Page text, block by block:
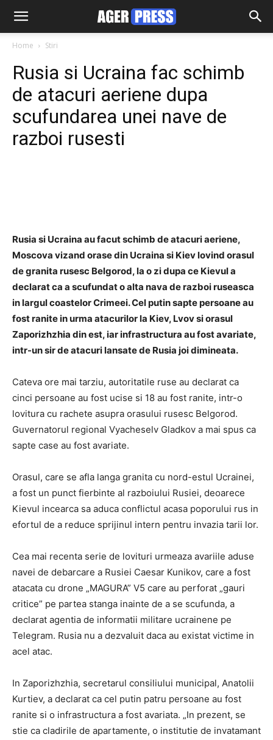
Home Stiri
Rusia si Ucraina fac schimb
de atacuri aeriene dupa
scufundarea unei nave de
razboi rusesti
Rusia si Ucraina au facut schimb de atacuri aeriene,
Moscova vizand orase din Ucraina si Kiev lovind orasul
de granita rusesc Belgorod, la o zi dupa ce Kievul a
declarat ca a scufundat o alta nava de razboi ruseasca
in largul coastelor Crimeei. Cel putin sapte persoane au
fost ranite in urma atacurilor la Kiev, Lvov si orasul
Zaporizhzhia din est, iar infrastructura au fost avariate,
intr-un sir de atacuri lansate de Rusia joi dimineata.
Cateva ore mai tarziu, autoritatile ruse au declarat ca
cinci persoane au fost ucise si 18 au fost ranite, intr-o
lovitura cu rachete asupra orasului rusesc Belgorod.
Guvernatorul regional Vyacheselv Gladkov a mai spus ca
sapte case au fost avariate.
Orasul, care se afla langa granita cu nord-estul Ucrainei,
a fost un punct fierbinte al razboiului Rusiei, deoarece
Kievul incearca sa aduca conflictul acasa poporului rus in
efortul de a reduce sprijinul intern pentru invazia tarii lor.
Cea mai recenta serie de lovituri urmeaza avariile aduse
navei de debarcare a Rusiei Caesar Kunikov, care a fost
atacata cu drone „MAGURA” V5 care au perforat „gauri
critice” pe partea stanga inainte de a se scufunda, a
declarat agentia de informatii militare ucrainene pe
Telegram. Rusia nu a dezvaluit daca au existat victime in
acel atac.
In Zaporizhzhia, secretarul consiliului municipal, Anatolii
Kurtiev, a declarat ca cel putin patru persoane au fost
ranite si o infrastructura a fost avariata. „In prezent, se
stie ca cladirile de apartamente, o institutie de invatamant